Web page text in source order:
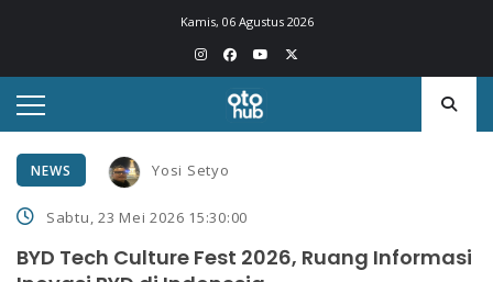
Kamis, 06 Agustus 2026
NEWS Yosi Setyo
Sabtu, 23 Mei 2026 15:30:00
BYD Tech Culture Fest 2026, Ruang Informasi